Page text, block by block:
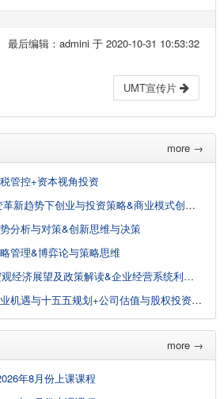
最后编辑：admini 于 2020-10-31 10:53:32
UMT宣传片
more →
管控+资本视角投资
趋势下创业与投资策略&商业模式创新与设计
分析与对策&创新思维与决策
管理&博弈论与策略思维
济展望及政策解读&企业经营系统利润创新
规划+公司估值与股权投资&AI大模型驱动企业经营管理创新增长
more →
年8月份上课课程